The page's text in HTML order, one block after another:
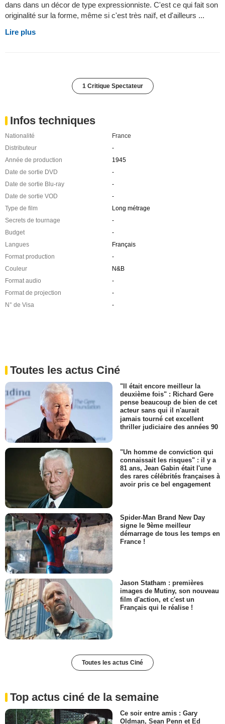
dans dans un décor de type expressionniste. C'est ce qui fait son
originalité sur la forme, même si c'est très naïf, et d'ailleurs ...
Lire plus
1 Critique Spectateur
Infos techniques
Nationalité
France
Distributeur
-
Année de production
1945
Date de sortie DVD
-
Date de sortie Blu-ray
-
Date de sortie VOD
-
Type de film
Long métrage
Secrets de tournage
-
Budget
-
Langues
Français
Format production
-
Couleur
N&B
Format audio
-
Format de projection
-
N° de Visa
-
Toutes les actus Ciné
"Il était encore meilleur la
deuxième fois" : Richard Gere
pense beaucoup de bien de cet
acteur sans qui il n'aurait
jamais tourné cet excellent
thriller judiciaire des années 90
"Un homme de conviction qui
connaissait les risques" : il y a
81 ans, Jean Gabin était l'une
des rares célébrités françaises à
avoir pris ce bel engagement
Spider-Man Brand New Day
signe le 9ème meilleur
démarrage de tous les temps en
France !
Jason Statham : premières
images de Mutiny, son nouveau
film d'action, et c'est un
Français qui le réalise !
Toutes les actus Ciné
Top actus ciné de la semaine
Ce soir entre amis : Gary
Oldman, Sean Penn et Ed